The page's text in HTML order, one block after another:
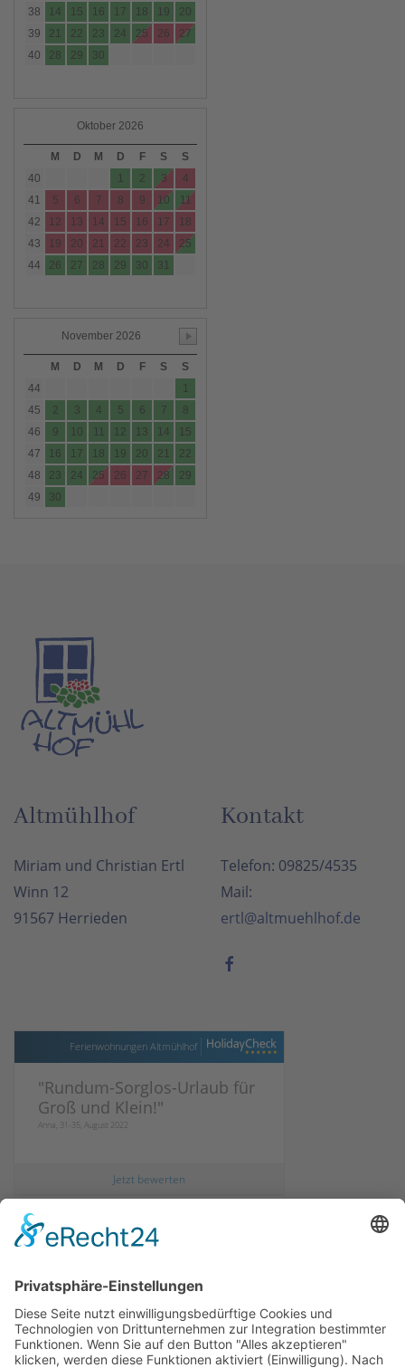
38
14 15 16 17 18 19
20
39
21 22 23 24 25 26
27
40
28 29 30
Oktober 2026
M D M D F S
S
40
1 2 3
4
41
5 6 7 8 9 10
11
42
12 13 14 15 16 17
18
43
19 20 21 22 23 24
25
44
26 27 28 29 30 31
November 2026
M D M D F S
S
44
1
45
2 3 4 5 6 7
8
46
9 10 11 12 13 14
15
47
16 17 18 19 20 21
22
48
23 24 25 26 27 28
29
49
30
Altmühlhof
Miriam und Christian Ertl
Winn 12
91567 Herrieden
Kontakt
Telefon: 09825/4535
Mail:
ertl@altmuehlhof.de
Ferienwohnungen Altmühlhof
"Rundum-Sorglos-Urlaub für
Groß und Klein!"
Anna, 31-35, August 2022
Jetzt bewerten